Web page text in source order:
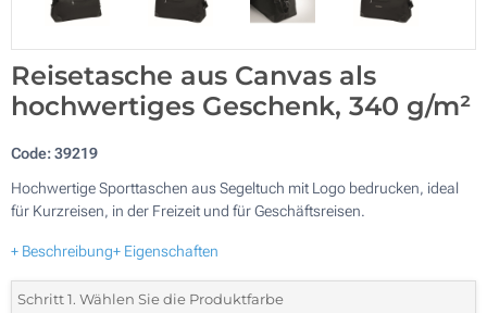
Reisetasche aus Canvas als
hochwertiges Geschenk, 340 g/m²
Code:39219
Hochwertige Sporttaschen aus Segeltuch mit Logo bedrucken, ideal
für Kurzreisen, in der Freizeit und für Geschäftsreisen.
+ Beschreibung+ Eigenschaften
Schritt 1. Wählen Sie die Produktfarbe